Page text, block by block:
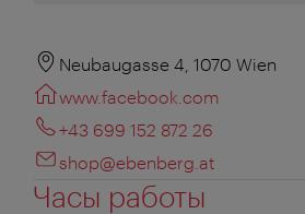
Neubaugasse 4, 1070 Wien
www.facebook.com
+43 699 152 872 26
shop@ebenberg.at
Часы работы